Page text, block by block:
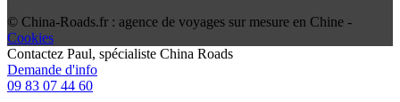
© China-Roads.fr : agence de voyages sur mesure en Chine -
Cookies
Contactez Paul, spécialiste China Roads
Demande d'info
09 83 07 44 60